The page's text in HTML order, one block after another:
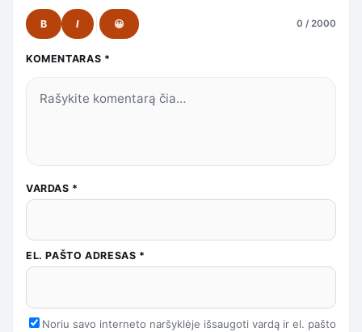
B I 😀 0 / 2000
KOMENTARAS *
VARDAS *
EL. PAŠTO ADRESAS *
Noriu savo interneto naršyklėje išsaugoti vardą ir el. pašto